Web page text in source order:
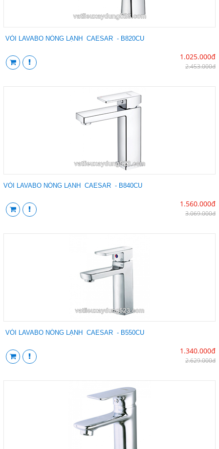
VÒI LAVABO NÓNG LẠNH CAESAR - B820CU
1.025.000đ
2.453.000đ
VÒI LAVABO NÓNG LẠNH CAESAR - B840CU
1.560.000đ
3.069.000đ
VÒI LAVABO NÓNG LẠNH CAESAR - B550CU
1.340.000đ
2.629.000đ